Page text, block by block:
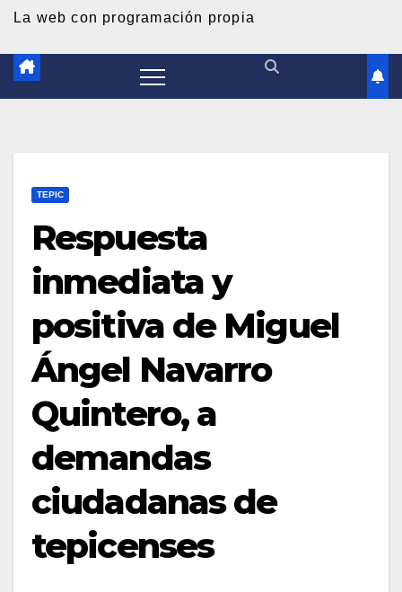
La web con programación propia
TEPIC
Respuesta
inmediata y
positiva de Miguel
Ángel Navarro
Quintero, a
demandas
ciudadanas de
tepicenses